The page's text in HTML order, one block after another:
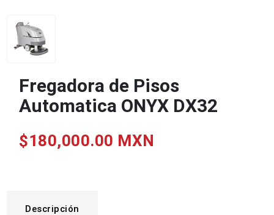
Fregadora de Pisos
Automatica ONYX DX32
$180,000.00 MXN
Descripción